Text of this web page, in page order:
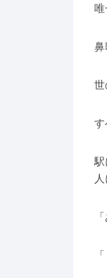
鼻
世
す
駅